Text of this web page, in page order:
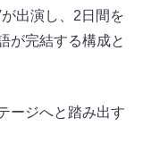
出演し、2日間を
が完結する構成と
ージへと踏み出す